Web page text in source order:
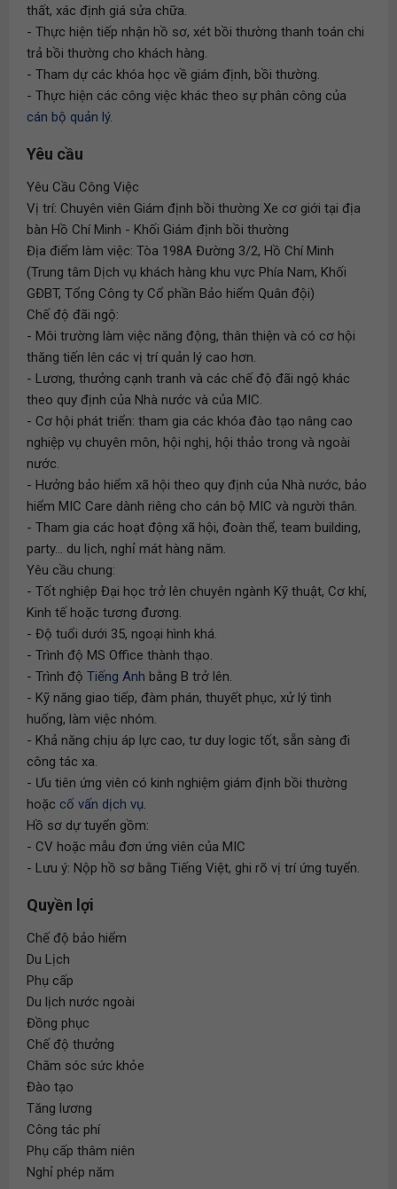
thất, xác định giá sửa chữa.
- Thực hiện tiếp nhận hồ sơ, xét bồi thường thanh toán chi
trả bồi thường cho khách hàng.
- Tham dự các khóa học về giám định, bồi thường.
- Thực hiện các công việc khác theo sự phân công của
cán bộ quản lý.
Yêu cầu
Yêu Cầu Công Việc
Vị trí: Chuyên viên Giám định bồi thường Xe cơ giới tại địa
bàn Hồ Chí Minh - Khối Giám định bồi thường
Địa điểm làm việc: Tòa 198A Đường 3/2, Hồ Chí Minh
(Trung tâm Dịch vụ khách hàng khu vực Phía Nam, Khối
GĐBT, Tổng Công ty Cổ phần Bảo hiểm Quân đội)
Chế độ đãi ngộ:
- Môi trường làm việc năng động, thân thiện và có cơ hội
thăng tiến lên các vị trí quản lý cao hơn.
- Lương, thưởng cạnh tranh và các chế độ đãi ngộ khác
theo quy định của Nhà nước và của MIC.
- Cơ hội phát triển: tham gia các khóa đào tạo nâng cao
nghiệp vụ chuyên môn, hội nghị, hội thảo trong và ngoài
nước.
- Hưởng bảo hiểm xã hội theo quy định của Nhà nước, bảo
hiểm MIC Care dành riêng cho cán bộ MIC và người thân.
- Tham gia các hoạt động xã hội, đoàn thể, team building,
party... du lịch, nghỉ mát hàng năm.
Yêu cầu chung:
- Tốt nghiệp Đại học trở lên chuyên ngành Kỹ thuật, Cơ khí,
Kinh tế hoặc tương đương.
- Độ tuổi dưới 35, ngoại hình khá.
- Trình độ MS Office thành thạo.
- Trình độ Tiếng Anh bằng B trở lên.
- Kỹ năng giao tiếp, đàm phán, thuyết phục, xử lý tình
huống, làm việc nhóm.
- Khả năng chịu áp lực cao, tư duy logic tốt, sẵn sàng đi
công tác xa.
- Ưu tiên ứng viên có kinh nghiệm giám định bồi thường
hoặc cố vấn dịch vụ.
Hồ sơ dự tuyển gồm:
- CV hoặc mẫu đơn ứng viên của MIC
- Lưu ý: Nộp hồ sơ bằng Tiếng Việt, ghi rõ vị trí ứng tuyển.
Quyền lợi
Chế độ bảo hiểm
Du Lịch
Phụ cấp
Du lịch nước ngoài
Đồng phục
Chế độ thưởng
Chăm sóc sức khỏe
Đào tạo
Tăng lương
Công tác phí
Phụ cấp thâm niên
Nghỉ phép năm